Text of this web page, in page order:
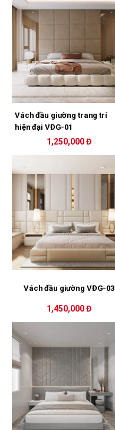
Vách đầu giường trang trí
hiện đại VĐG-01
1,250,000 Đ
Vách đầu giường VĐG-03
1,450,000 Đ